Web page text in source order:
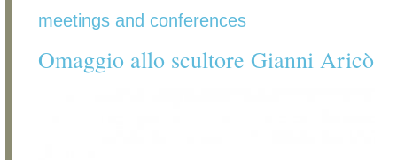
meetings and conferences
Omaggio allo scultore Gianni Aricò